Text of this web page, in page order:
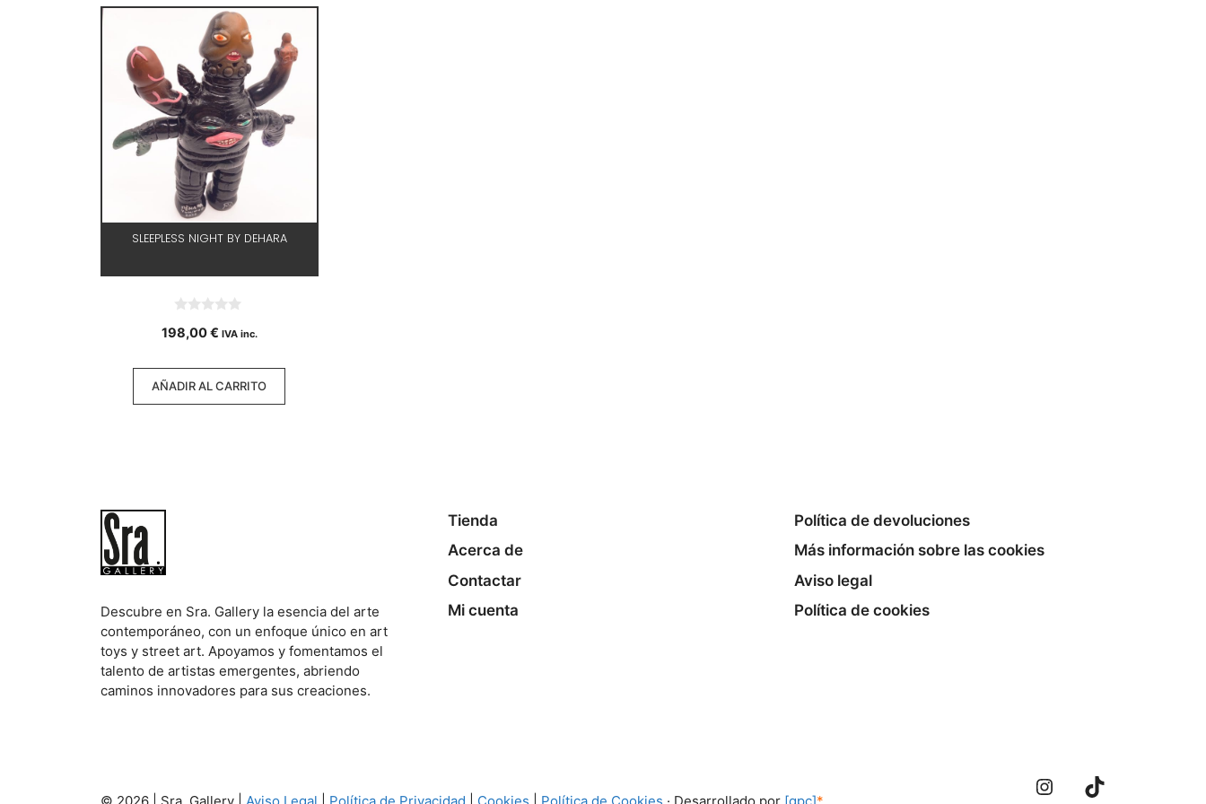
SLEEPLESS NIGHT BY DEHARA
d
198,00€ IVA inc.
AÑADIR AL CARRITO
Descubre en Sra. Gallery la esencia del arte
contemporáneo, con un enfoque único en art
toys y street art. Apoyamos y fomentamos el
talento de artistas emergentes, abriendo
caminos innovadores para sus creaciones.
Tienda
Acerca de
Contactar
Mi cuenta
Política de devoluciones
Más información sobre las cookies
Aviso legal
Política de cookies
Instagram
TikTok
© 2026 | Sra. Gallery | Aviso Legal Política de Privacidad Cookies Política de Cookies · Desarrollado por [gpc]*